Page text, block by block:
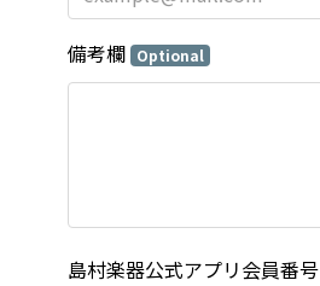
備考欄 Optional
島村楽器公式アプリ会員番号